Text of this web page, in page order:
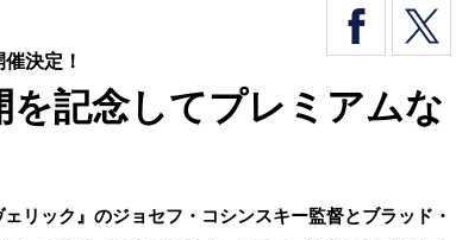
催決定！
記念してプレミアムな
リック』のジョセフ・コシンスキー監督とブラッド・